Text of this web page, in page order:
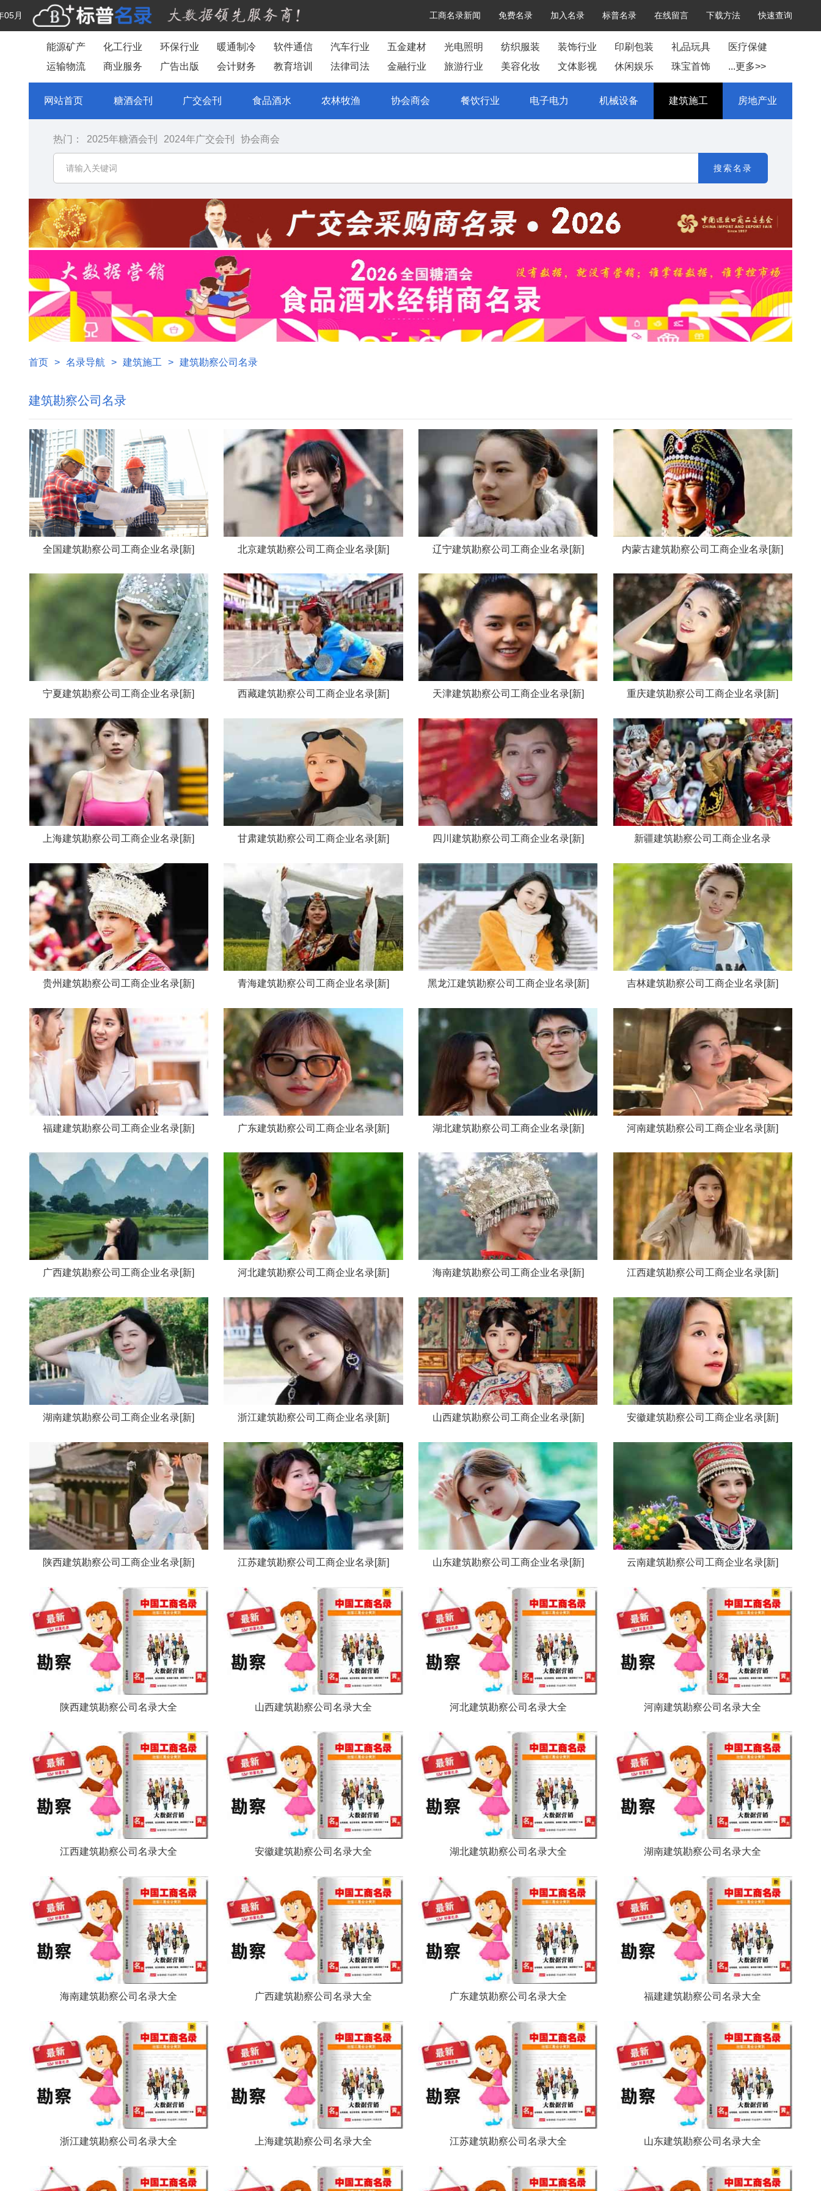
工商名录新闻 免费名录 加入名录 标普名录 在线留言 下载方法 快速查询
05月
能源矿产 化工行业 环保行业 暖通制冷 软件通信 汽车行业 五金建材 光电照明 纺织服装 装饰行业 印刷包装 礼品玩具
医疗保健
运输物流
商业服务 广告出版 会计财务 教育培训 法律司法 金融行业 旅游行业 美容化妆 文体影视 休闲娱乐 珠宝首饰 ...更多>>
网站首页 糖酒会刊 广交会刊 食品酒水 农林牧渔 协会商会 餐饮行业 电子电力 机械设备 建筑施工 房地产业
热门： 2025年糖酒会刊 2024年广交会刊 协会商会
搜索名录
首页 > 名录导航 > 建筑施工 > 建筑勘察公司名录
建筑勘察公司名录
全国建筑勘察公司工商企业名录[新] 北京建筑勘察公司工商企业名录[新] 辽宁建筑勘察公司工商企业名录[新] 内蒙古建筑勘察公司工商企业名录[新]
宁夏建筑勘察公司工商企业名录[新] 西藏建筑勘察公司工商企业名录[新] 天津建筑勘察公司工商企业名录[新] 重庆建筑勘察公司工商企业名录[新]
上海建筑勘察公司工商企业名录[新] 甘肃建筑勘察公司工商企业名录[新] 四川建筑勘察公司工商企业名录[新] 新疆建筑勘察公司工商企业名录
贵州建筑勘察公司工商企业名录[新] 青海建筑勘察公司工商企业名录[新] 黑龙江建筑勘察公司工商企业名录[新] 吉林建筑勘察公司工商企业名录[新]
福建建筑勘察公司工商企业名录[新] 广东建筑勘察公司工商企业名录[新] 湖北建筑勘察公司工商企业名录[新] 河南建筑勘察公司工商企业名录[新]
广西建筑勘察公司工商企业名录[新] 河北建筑勘察公司工商企业名录[新] 海南建筑勘察公司工商企业名录[新] 江西建筑勘察公司工商企业名录[新]
湖南建筑勘察公司工商企业名录[新] 浙江建筑勘察公司工商企业名录[新] 山西建筑勘察公司工商企业名录[新] 安徽建筑勘察公司工商企业名录[新]
陕西建筑勘察公司工商企业名录[新] 江苏建筑勘察公司工商企业名录[新] 山东建筑勘察公司工商企业名录[新] 云南建筑勘察公司工商企业名录[新]
陕西建筑勘察公司名录大全 山西建筑勘察公司名录大全 河北建筑勘察公司名录大全 河南建筑勘察公司名录大全
江西建筑勘察公司名录大全 安徽建筑勘察公司名录大全 湖北建筑勘察公司名录大全 湖南建筑勘察公司名录大全
海南建筑勘察公司名录大全 广西建筑勘察公司名录大全 广东建筑勘察公司名录大全 福建建筑勘察公司名录大全
浙江建筑勘察公司名录大全 上海建筑勘察公司名录大全 江苏建筑勘察公司名录大全 山东建筑勘察公司名录大全